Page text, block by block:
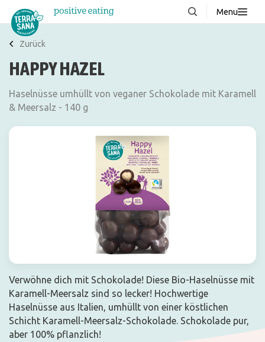
Menu
Über uns
Wissenswertes
FAQ
Zurück
HAPPY HAZEL
Haselnüsse umhüllt von veganer Schokolade mit Karamell
& Meersalz - 140 g
Verwöhne dich mit Schokolade! Diese Bio-Haselnüsse mit
Karamell-Meersalz sind so lecker! Hochwertige
Haselnüsse aus Italien, umhüllt von einer köstlichen
Schicht Karamell-Meersalz-Schokolade. Schokolade pur,
aber 100% pflanzlich!